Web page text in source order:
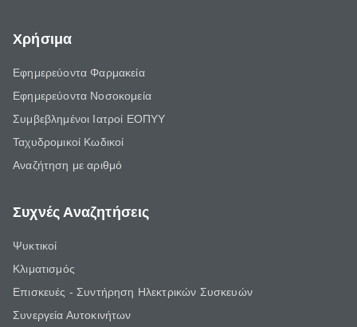
Χρήσιμα
Εφημερεύοντα Φαρμακεία
Εφημερεύοντα Νοσοκομεία
Συμβεβλημένοι Ιατροί ΕΟΠΥΥ
Ταχυδρομικοί Κωδικοί
Αναζήτηση με αριθμό
Συχνές Αναζητήσεις
Ψυκτικοί
Κλιματισμός
Επισκευές - Συντήρηση Ηλεκτρικών Συσκευών
Συνεργεία Αυτοκινήτων